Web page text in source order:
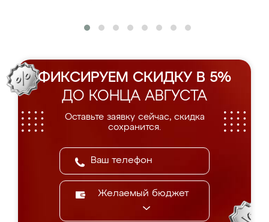
ФИКСИРУЕМ СКИДКУ В 5%
ДО КОНЦА АВГУСТА
Оставьте заявку сейчас, скидка
сохранится.
Желаемый бюджет